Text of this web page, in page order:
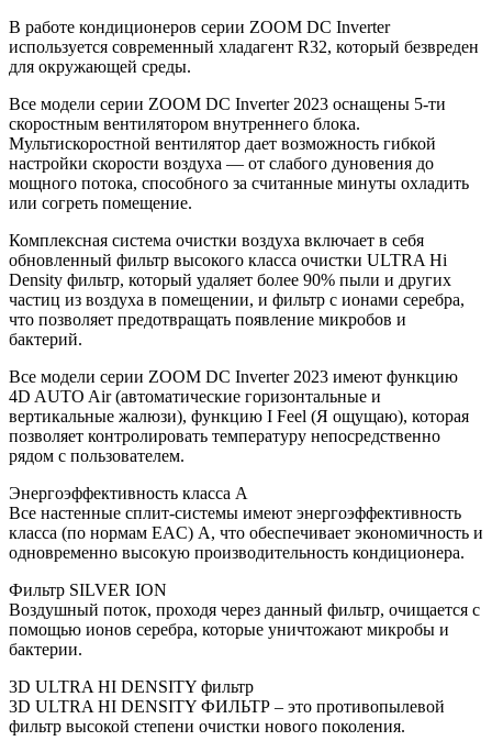
В работе кондиционеров серии ZOOM DC Inverter
используется современный хладагент R32, который безвреден
для окружающей среды.
Все модели серии ZOOM DC Inverter 2023 оснащены 5-ти
скоростным вентилятором внутреннего блока.
Мультискоростной вентилятор дает возможность гибкой
настройки скорости воздуха — от слабого дуновения до
мощного потока, способного за считанные минуты охладить
или согреть помещение.
Комплексная система очистки воздуха включает в себя
обновленный фильтр высокого класса очистки ULTRA Hi
Density фильтр, который удаляет более 90% пыли и других
частиц из воздуха в помещении, и фильтр с ионами серебра,
что позволяет предотвращать появление микробов и
бактерий.
Все модели серии ZOOM DC Inverter 2023 имеют функцию
4D AUTO Air (автоматические горизонтальные и
вертикальные жалюзи), функцию I Feel (Я ощущаю), которая
позволяет контролировать температуру непосредственно
рядом с пользователем.
Энергоэффективность класса А
Все настенные сплит-системы имеют энергоэффективность
класса (по нормам EAC) А, что обеспечивает экономичность и
одновременно высокую производительность кондиционера.
Фильтр SILVER ION
Воздушный поток, проходя через данный фильтр, очищается с
помощью ионов серебра, которые уничтожают микробы и
бактерии.
3D ULTRA HI DENSITY фильтр
3D ULTRA HI DENSITY ФИЛЬТР – это противопылевой
фильтр высокой степени очистки нового поколения.